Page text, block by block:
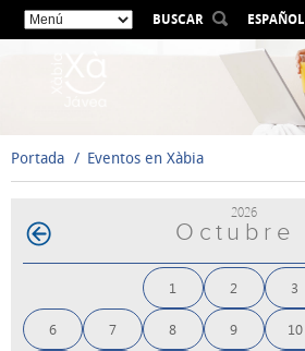
BUSCAR
ESPAÑOL
VALENCIÀ
ENGLISH
FRANÇAIS
Portada Eventos en Xàbia
2026
Octubre
1 2 3
6 7 8 9 10